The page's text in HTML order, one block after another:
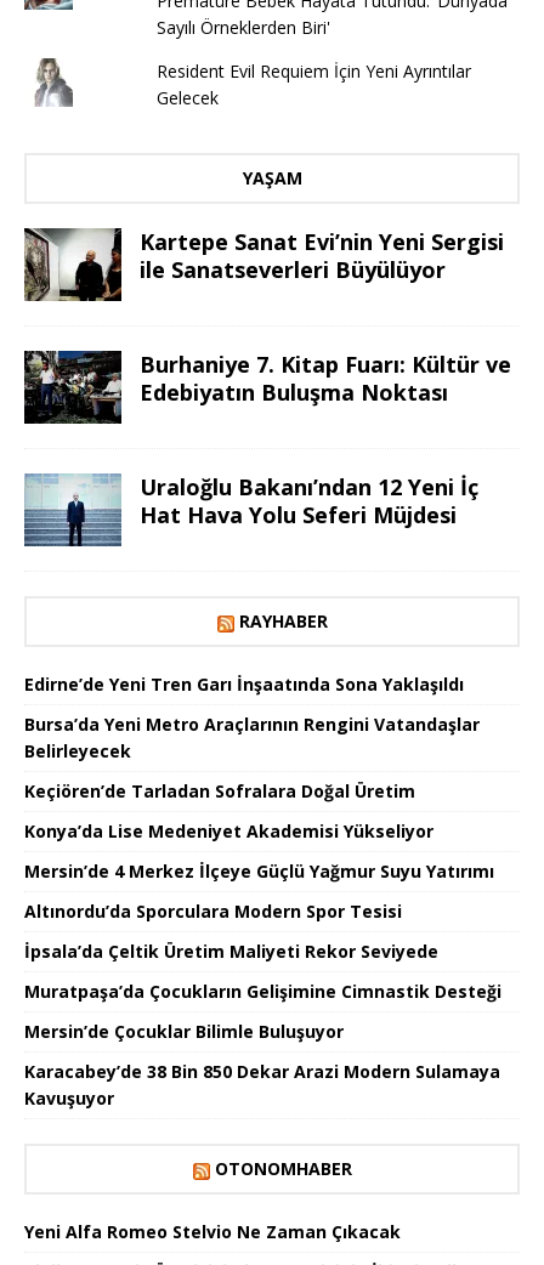
Sayılı Örneklerden Biri'
Resident Evil Requiem İçin Yeni Ayrıntılar
Gelecek
YAŞAM
Kartepe Sanat Evi’nin Yeni Sergisi
ile Sanatseverleri Büyülüyor
Burhaniye 7. Kitap Fuarı: Kültür ve
Edebiyatın Buluşma Noktası
Uraloğlu Bakanı’ndan 12 Yeni İç
Hat Hava Yolu Seferi Müjdesi
RAYHABER
Edirne’de Yeni Tren Garı İnşaatında Sona Yaklaşıldı
Bursa’da Yeni Metro Araçlarının Rengini Vatandaşlar
Belirleyecek
Keçiören’de Tarladan Sofralara Doğal Üretim
Konya’da Lise Medeniyet Akademisi Yükseliyor
Mersin’de 4 Merkez İlçeye Güçlü Yağmur Suyu Yatırımı
Altınordu’da Sporculara Modern Spor Tesisi
İpsala’da Çeltik Üretim Maliyeti Rekor Seviyede
Muratpaşa’da Çocukların Gelişimine Cimnastik Desteği
Mersin’de Çocuklar Bilimle Buluşuyor
Karacabey’de 38 Bin 850 Dekar Arazi Modern Sulamaya
Kavuşuyor
OTONOMHABER
Yeni Alfa Romeo Stelvio Ne Zaman Çıkacak